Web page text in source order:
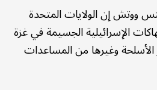
ووتش إن الولايات المتحدة
الإسرائيلية الجسيمة في غزة
وغيرها من المساعدات